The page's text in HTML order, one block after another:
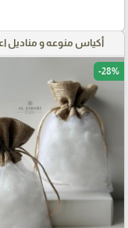
أكياس منوعه و مناديل
-28%